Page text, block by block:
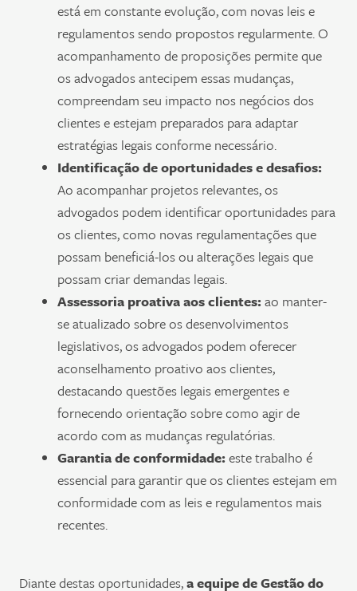
está em constante evolução, com novas leis e
regulamentos sendo propostos regularmente. O
acompanhamento de proposições permite que
os advogados antecipem essas mudanças,
compreendam seu impacto nos negócios dos
clientes e estejam preparados para adaptar
estratégias legais conforme necessário.
Identificação de oportunidades e desafios:
Ao acompanhar projetos relevantes, os
advogados podem identificar oportunidades para
os clientes, como novas regulamentações que
possam beneficiá-los ou alterações legais que
possam criar demandas legais.
Assessoria proativa aos clientes:ao manter-
se atualizado sobre os desenvolvimentos
legislativos, os advogados podem oferecer
aconselhamento proativo aos clientes,
destacando questões legais emergentes e
fornecendo orientação sobre como agir de
acordo com as mudanças regulatórias.
Garantia de conformidade:este trabalho é
essencial para garantir que os clientes estejam em
conformidade com as leis e regulamentos mais
recentes.
Diante destas oportunidades,a equipe de Gestão do